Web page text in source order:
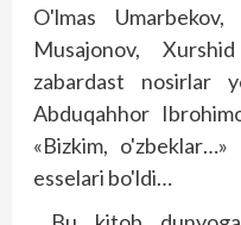
O'lmas
Musajonov,
zabardast nosirlar
Abduqahhor
«Bizkim,
esselari bo'ldi…